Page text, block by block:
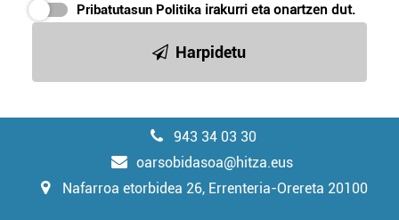
Pribatutasun Politika irakurri eta onartzen dut.
Harpidetu
943 34 03 30
oarsobidasoa@hitza.eus
Nafarroa etorbidea 26, Errenteria-Orereta 20100